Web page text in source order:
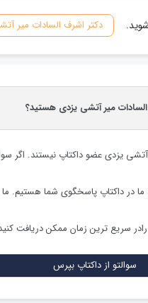
دکتر اشرف السادات میر
میر آتشی یزدی هستید؟
آتشی یزدیعضو داکتاپ نیستند. اگر
در داکتاپ پاسخگوی شما هستیم.
سریع ترین زمان ممکن دریافت
سوالتو از داکتاپ بپرس